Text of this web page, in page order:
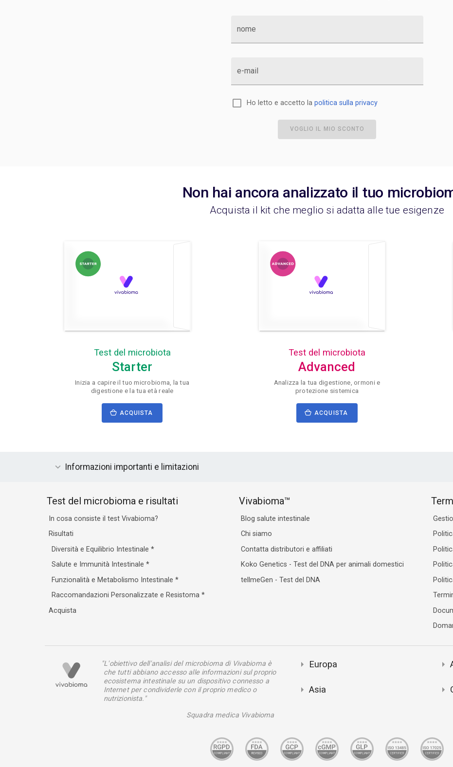
nome
e-mail
Ho letto e accetto la politica sulla privacy
VOGLIO IL MIO SCONTO
Non hai ancora analizzato il tuo
Acquista il kit che meglio si adatta alle tue esigenze
Test del microbiota
Starter
Inizia a capire il tuo microbioma, la tua
digestione e la tua età reale
ACQUISTA
Test del microbiota
Advanced
Analizza la tua digestione, ormoni e
protezione sistemica
ACQUISTA
Informazioni importanti e limitazioni
Test del microbioma e risultati
In cosa consiste il test Vivabioma?
Risultati
Diversità e Equilibrio Intestinale *
Salute e Immunità Intestinale *
Funzionalità e Metabolismo Intestinale *
Raccomandazioni Personalizzate e Resistoma *
Acquista
Vivabioma™
Blog salute intestinale
Chi siamo
Contatta distributori e affiliati
Koko Genetics - Test del DNA per animali domestici
tellmeGen - Test del DNA
"L'obiettivo dell'analisi del microbioma di Vivabioma è
che tutti abbiano accesso alle informazioni sul proprio
ecosistema intestinale su un dispositivo connesso a
Internet per condividerle con il proprio medico o
nutrizionista."
Squadra medica Vivabioma
Europa
Asia